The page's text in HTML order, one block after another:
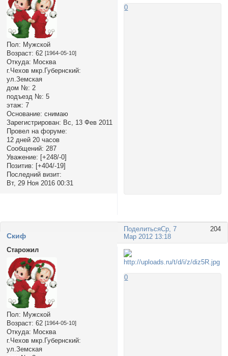
Пол: Мужской
Возраст: 62 [1964-05-10]
Откуда: Москва
г.Чехов мкр.Губернский:
ул.Земская
дом №: 2
подъезд №: 5
этаж: 7
Основание: снимаю
Зарегистрирован: Вс, 13 Фев 2011
Провел на форуме:
12 дней 20 часов
Сообщений: 287
Уважение: [+248/-0]
Позитив: [+404/-19]
Последний визит:
Вт, 29 Ноя 2016 00:31
0
Поделиться 204
Ср, 7
Мар 2012 13:18
Cкиф
Старожил
Пол: Мужской
Возраст: 62 [1964-05-10]
Откуда: Москва
г.Чехов мкр.Губернский:
ул.Земская
0